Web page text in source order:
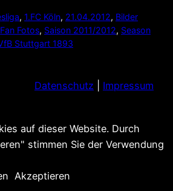
, 1.FC Köln, 21.04.2012, Bilder
Fan Fotos, Saison 2011/2012, Season
Stuttgart 1893
Datenschutz Impressum
auf dieser Website. Durch
stimmen Sie der Verwendung
Akzeptieren